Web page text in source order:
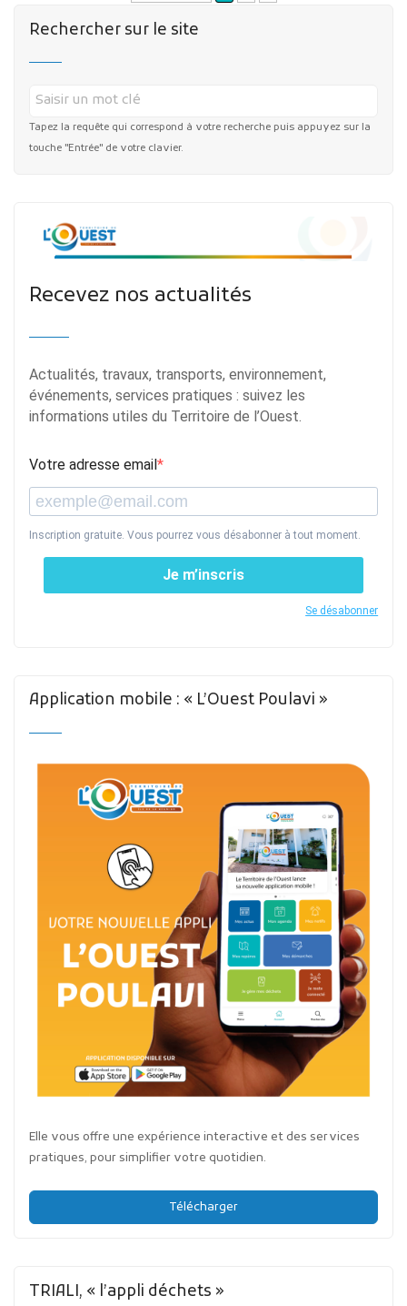
Rechercher sur le site
Tapez la requête qui correspond à votre recherche puis appuyez sur la
touche "Entrée" de votre clavier.
Recevez nos actualités
Actualités, travaux, transports, environnement,
événements, services pratiques : suivez les
informations utiles du Territoire de l’Ouest.
Votre adresse email
Inscription gratuite. Vous pourrez vous désabonner à tout moment.
Je m’inscris
Se désabonner
Application mobile : « L’Ouest Poulavi »
Elle vous offre une expérience interactive et des services
pratiques, pour simplifier votre quotidien.
Télécharger
TRIALI, « l’appli déchets »